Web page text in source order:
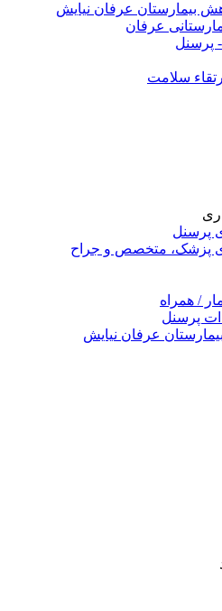
بیمارستان عرفان نیایش
عرفان
پرسنل
سلامت
پرسنل
پزشک، متخصص و جراح
/ همراه
پرسنل
بیمارستان عرفان نیایش